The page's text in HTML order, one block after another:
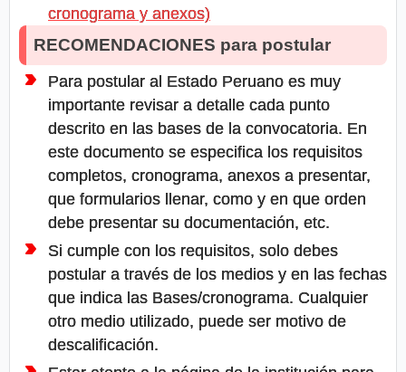
cronograma y anexos)
RECOMENDACIONES para postular
Para postular al Estado Peruano es muy
importante revisar a detalle cada punto
descrito en las bases de la convocatoria. En
este documento se especifica los requisitos
completos, cronograma, anexos a presentar,
que formularios llenar, como y en que orden
debe presentar su documentación, etc.
Si cumple con los requisitos, solo debes
postular a través de los medios y en las fechas
que indica las Bases/cronograma. Cualquier
otro medio utilizado, puede ser motivo de
descalificación.